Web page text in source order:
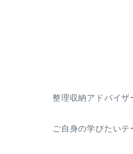
整理収納アドバイザ
ご自身の学びたいテ